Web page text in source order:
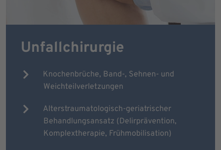
Unfallchirurgie
Knochenbrüche, Band-, Sehnen- und
Weichteilverletzungen
Alterstraumatologisch-geriatrischer
Behandlungsansatz (Delirprävention,
Komplextherapie, Frühmobilisation)